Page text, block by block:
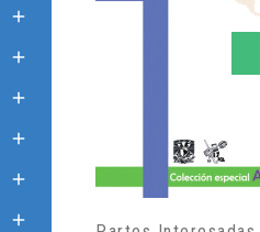





